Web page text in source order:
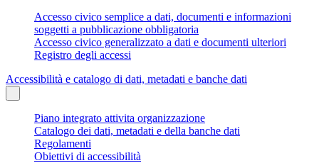
Accesso civico semplice a dati, documenti e informazioni
soggetti a pubblicazione obbligatoria
Accesso civico generalizzato a dati e documenti ulteriori
Registro degli accessi
Accessibilità e catalogo di dati, metadati e banche dati
Piano integrato attivita organizzazione
Catalogo dei dati, metadati e della banche dati
Regolamenti
Obiettivi di accessibilità